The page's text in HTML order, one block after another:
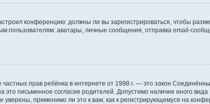
конференцию: должны ли вы зарегистрироваться, чтобы
аватары, личные сообщения, отправка email-
прав ребёнка в интернете от 1998 г. — это закон
письменное согласие родителей. Допустимо наличие иного
применимо ли это к вам, как к регистрирующемуся на